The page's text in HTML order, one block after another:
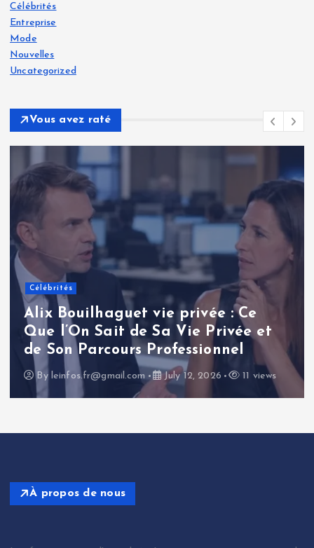
Célébrités
Entreprise
Mode
Nouvelles
Uncategorized
Vous avez raté
Célébrités
Renaud Pila : une analyse
approfondie de la carrière et de
l’influence d’un journaliste
politique français
By leinfos.fr@gmail.com July 11, 2026 14 views
À propos de nous